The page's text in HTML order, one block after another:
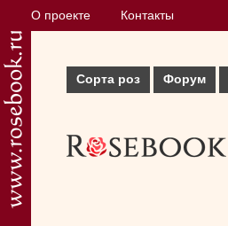
О проекте Контакты
Сорта роз Форум